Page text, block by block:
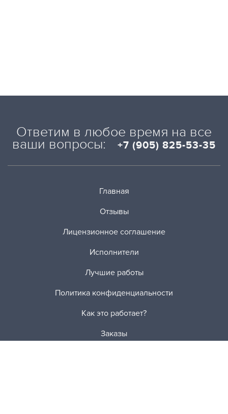
Ответим в любое время на все
ваши вопросы: +7 (905) 825-53-35
Главная
Отзывы
Лицензионное соглашение
Исполнители
Лучшие работы
Политика конфиденциальности
Как это работает?
Заказы